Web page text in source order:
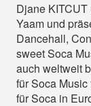
Djane
Yaam und
Dancehall,
sweet Soca
auch weltweit
für Soca
für Soca in